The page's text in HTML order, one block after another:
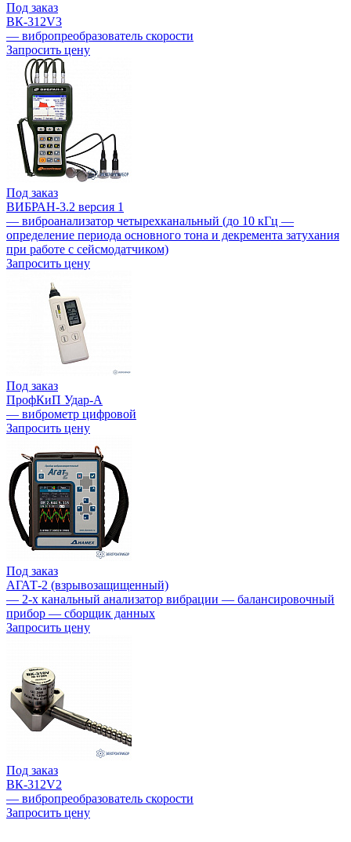
Под заказ
ВК-312V3
— вибропреобразователь скорости
Запросить цену
Под заказ
ВИБРАН-3.2 версия 1
— виброанализатор четырехканальный (до 10 кГц —
определение периода основного тона и декремента затухания
при работе с сейсмодатчиком)
Запросить цену
Под заказ
ПрофКиП Удар-А
— виброметр цифровой
Запросить цену
Под заказ
АГАТ-2 (взрывозащищенный)
— 2-х канальный анализатор вибрации — балансировочный
прибор — сборщик данных
Запросить цену
Под заказ
ВК-312V2
— вибропреобразователь скорости
Запросить цену